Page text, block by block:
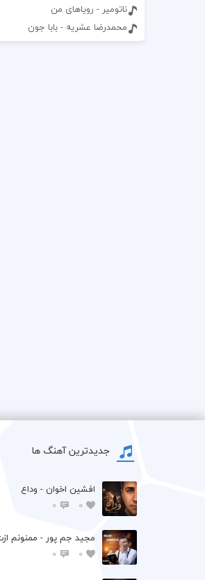
ناتومیر - رویاهای من
محمدرضا عشریه - بابا جون
جدیدترین آهنگ ها
افشين اخوان - وداع
0
0
مجید جم پور - ممنونم
0
0